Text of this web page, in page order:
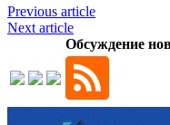
Previous article
Next article
Обсуждение